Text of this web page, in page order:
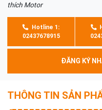
thích Motor
Hotline 1:
02437678915
ĐĂNG KÝ
THÔNG TIN SẢN